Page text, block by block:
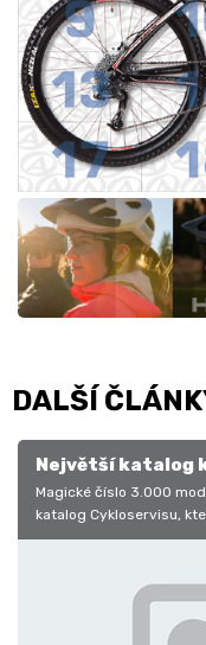
DALŠÍ
Největší katalog
Magické číslo 3.000
katalog Cykloservisu,
jsme v…